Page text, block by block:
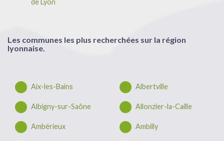
Les communes les plus recherchées sur la région
lyonnaise.
Aix-les-Bains Albertville
Albigny-sur-Saône Allonzier-la-Caille
Ambérieux Ambilly